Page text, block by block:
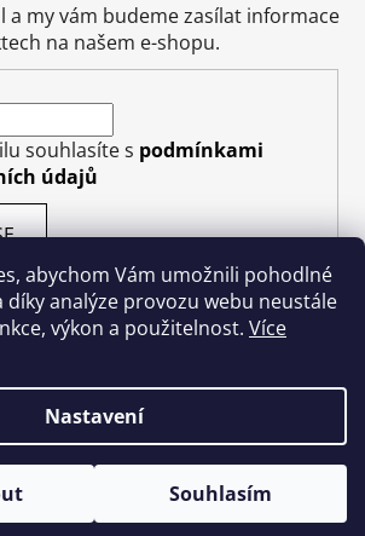
abychom Vám umožnili pohodlné
analýze provozu webu neustále
výkon a použitelnost. Více
Nastavení
Souhlasím
a my vám budeme zasílat informace
na našem e-shopu.
souhlasíte s podmínkami
údajů
Vytvořil Shoptet
Kakishop.cz. Všechna práva
vyhrazena.